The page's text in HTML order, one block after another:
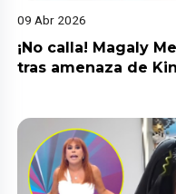
09 Abr 2026
¡No calla! Magaly
tras amenaza de